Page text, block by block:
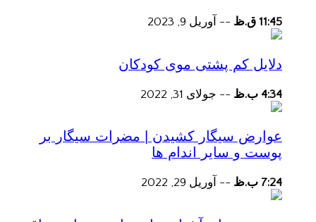
11:45 ق.ظ -- آوریل 9, 2023
دلایل کم پشتی موی کودکان
4:34 ب.ظ -- جولای 31, 2022
عوارض سیگار کشیدن | مضرات سیگار بر
پوست و سایر اندام ها
7:24 ب.ظ -- آوریل 29, 2022